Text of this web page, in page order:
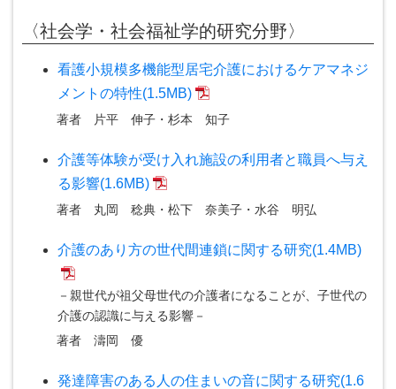
〈社会学・社会福祉学的研究分野〉
看護小規模多機能型居宅介護におけるケアマネジ
メントの特性(1.5MB)
著者 片平 伸子・杉本 知子
介護等体験が受け入れ施設の利用者と職員へ与え
る影響(1.6MB)
著者 丸岡 稔典・松下 奈美子・水谷 明弘
介護のあり方の世代間連鎖に関する研究(1.4MB)
－親世代が祖父母世代の介護者になることが、子世代の
介護の認識に与える影響－
著者
濤岡 優
発達障害のある人の住まいの音に関する研究(1.6